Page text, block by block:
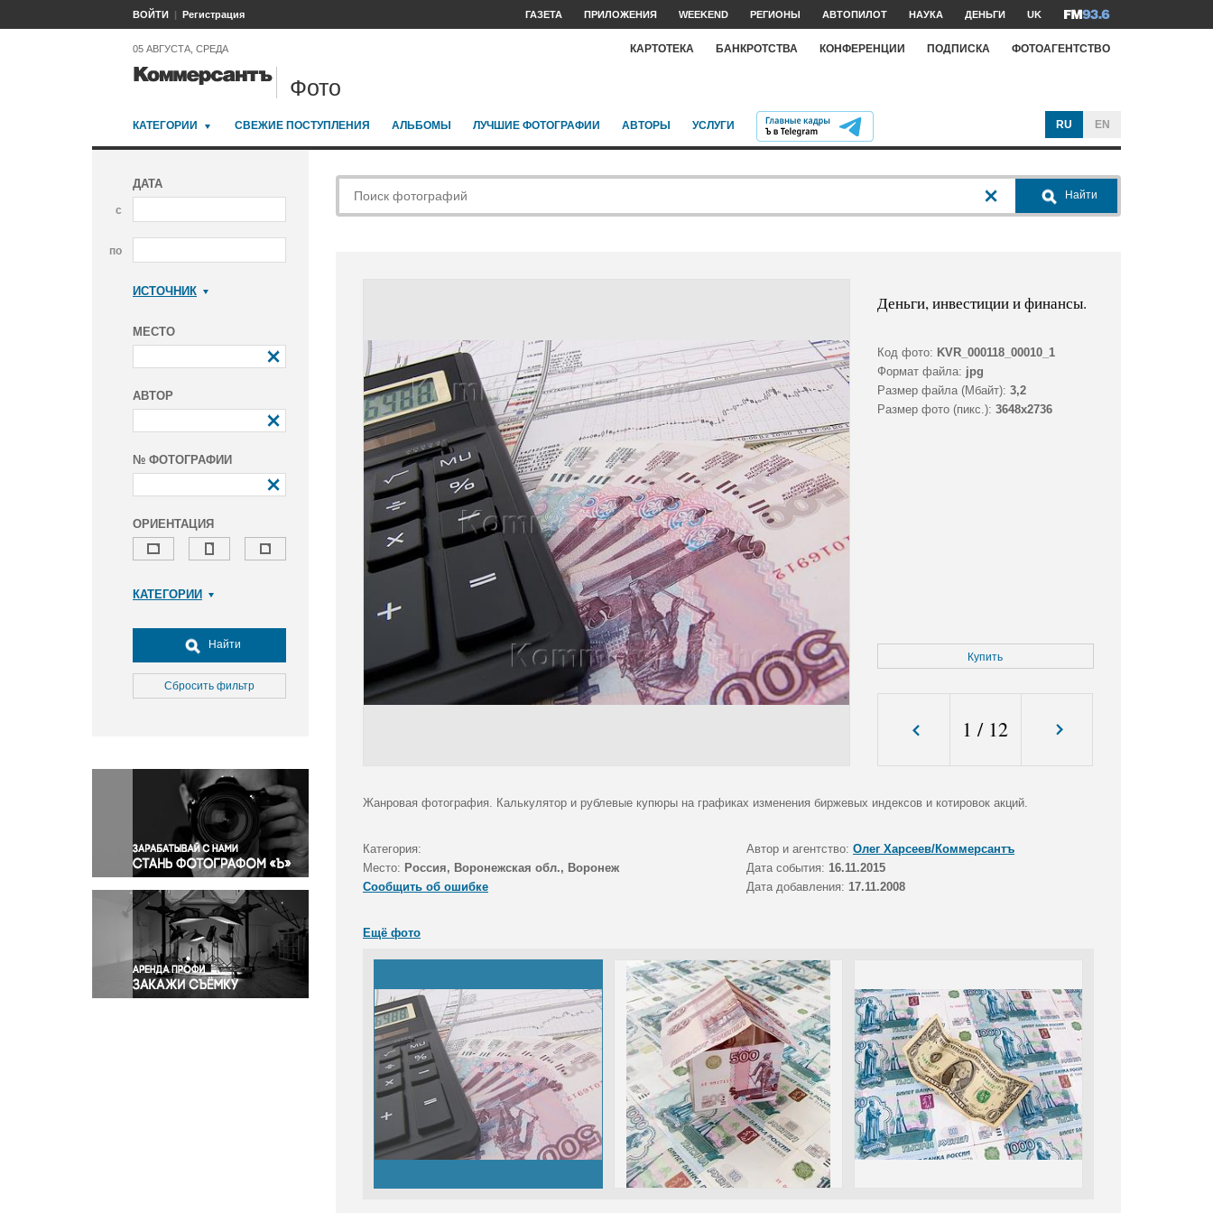
ВОЙТИ Регистрация ГАЗЕТА ПРИЛОЖЕНИЯ WEEKEND РЕГИОНЫ АВТОПИЛОТ НАУКА ДЕНЬГИ UK
05 АВГУСТА, СРЕДА КАРТОТЕКА БАНКРОТСТВА КОНФЕРЕНЦИИ ПОДПИСКА ФОТОАГЕНТСТВО
Фото
КАТЕГОРИИ СВЕЖИЕ ПОСТУПЛЕНИЯ АЛЬБОМЫ ЛУЧШИЕ ФОТОГРАФИИ АВТОРЫ УСЛУГИ RU EN
ДАТА
с
по
ИСТОЧНИК
МЕСТО
АВТОР
№ ФОТОГРАФИИ
ОРИЕНТАЦИЯ
КАТЕГОРИИ
Досуг, туризм и отдых
Культура
Медицина
Окружающая среда
Политика
Правосудие
Происшествия и конфликты
Религия
Светская жизнь
Спорт
Экология
Экономика и бизнес
Найти
Сбросить фильтр
Найти
Деньги, инвестиции и финансы.
Код фото: KVR_000118_00010_1
Формат файла: jpg
Размер файла (Мбайт): 3,2
Размер фото (пикс.): 3648x2736
Купить
1 / 12
Жанровая фотография. Калькулятор и рублевые купюры на графиках изменения биржевых индексов и котировок акций.
Категория: Автор и агентство: Олег Харсеев/Коммерсантъ
Место: Россия, Воронежская обл., Воронеж Дата события: 16.11.2015
Сообщить об ошибке
Дата добавления: 17.11.2008
Ещё фото